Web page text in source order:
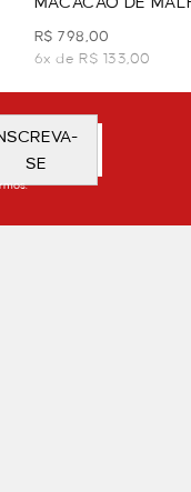
MACACÃO DE
R$ 798,00
6x de R$ 133,00
SE